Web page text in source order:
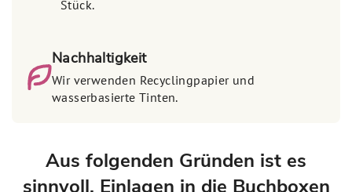
Stück.
Nachhaltigkeit
Wir verwenden Recyclingpapier und
wasserbasierte Tinten.
Aus folgenden Gründen ist es
sinnvoll, Einlagen in die Buchboxen